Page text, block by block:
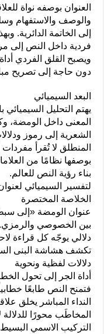
العنوان بوصفه نواة
والوصف والاستفهام
إلى الخاتمة الدائرية.
فردية داخل النص إلى
ويصبح القلق الفردي
دون حاجة إلى تصريح
البعد السيميائي
يهتم التحليل
المعنى داخل الومضة،
الشعرية إلى رموز
المنطلق لا تُقرأ
بوصفها نظامًا من
بناء رؤية النص للعالم.
لتفسير السيميائي
الخلاصة المختصرة
عنوان الومضة «إلى
بين الخصوصي
دلالي يوجّه كل قراءة
تكشف هشاشة البنى
دلالات لفظية ونحوية
أداة الجر إلى تحول
فتمنح النص طابعًا
النداء المباشر يخلق
المخاطَب محورًا
التركيب الاسمي